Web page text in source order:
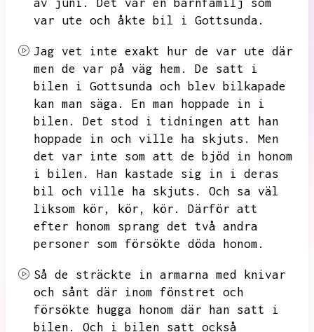
av juni.
Det var en barnfamilj som
var ute och åkte bil i Gottsunda.
Jag vet inte exakt hur de var ute där
men de var på väg hem.
De satt i
bilen i Gottsunda och blev bilkapade
kan man säga.
En man hoppade in i
bilen.
Det stod i tidningen att han
hoppade in och ville ha skjuts.
Men
det var inte som att de bjöd in honom
i bilen.
Han kastade sig in i deras
bil och ville ha skjuts.
Och sa väl
liksom kör,
kör, kör.
Därför att
efter honom sprang det två andra
personer som försökte döda honom.
Så de sträckte in armarna med knivar
och sånt där inom fönstret och
försökte hugga honom där han satt i
bilen.
Och i bilen satt också